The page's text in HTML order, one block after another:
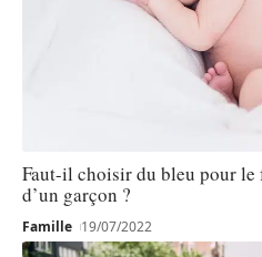
Faut-il choisir du bleu pour le
d’un garçon ?
Famille 19/07/2022